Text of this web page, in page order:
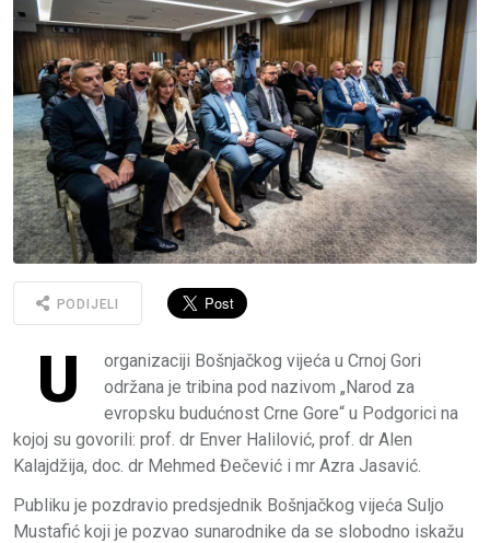
PODIJELI
U
organizaciji Bošnjačkog vijeća u Crnoj Gori
održana je tribina pod nazivom „Narod za
evropsku budućnost Crne Gore“ u Podgorici na
kojoj su govorili: prof. dr Enver Halilović, prof. dr Alen
Kalajdžija, doc. dr Mehmed Đečević i mr Azra Jasavić.
Publiku je pozdravio predsjednik Bošnjačkog vijeća Suljo
Mustafić koji je pozvao sunarodnike da se slobodno iskažu